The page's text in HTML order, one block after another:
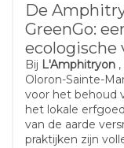
De
GreenGo:
Bij L'Amphitryon
Oloron-Sainte-
voor het behoud
het lokale
van de aarde
praktijken zijn